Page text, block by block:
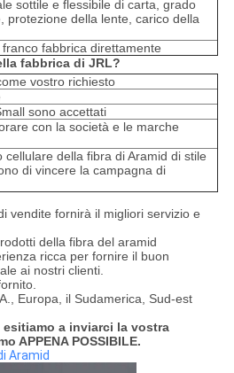
sottile e flessibile di carta, grado
protezione della lente, carico della
franco fabbrica direttamente
fabbrica di JRL?
vostro richiesto
sono accettati
con la società e le marche
cellulare della fibra di Aramid di stile
di vincere la campagna di
vendite fornirà il migliori servizio e
della fibra del aramid
ricca per fornire il buon
ai nostri clienti.
Europa, il Sudamerica, Sud-est
a inviarci la vostra
APPENA POSSIBILE.
Aramid